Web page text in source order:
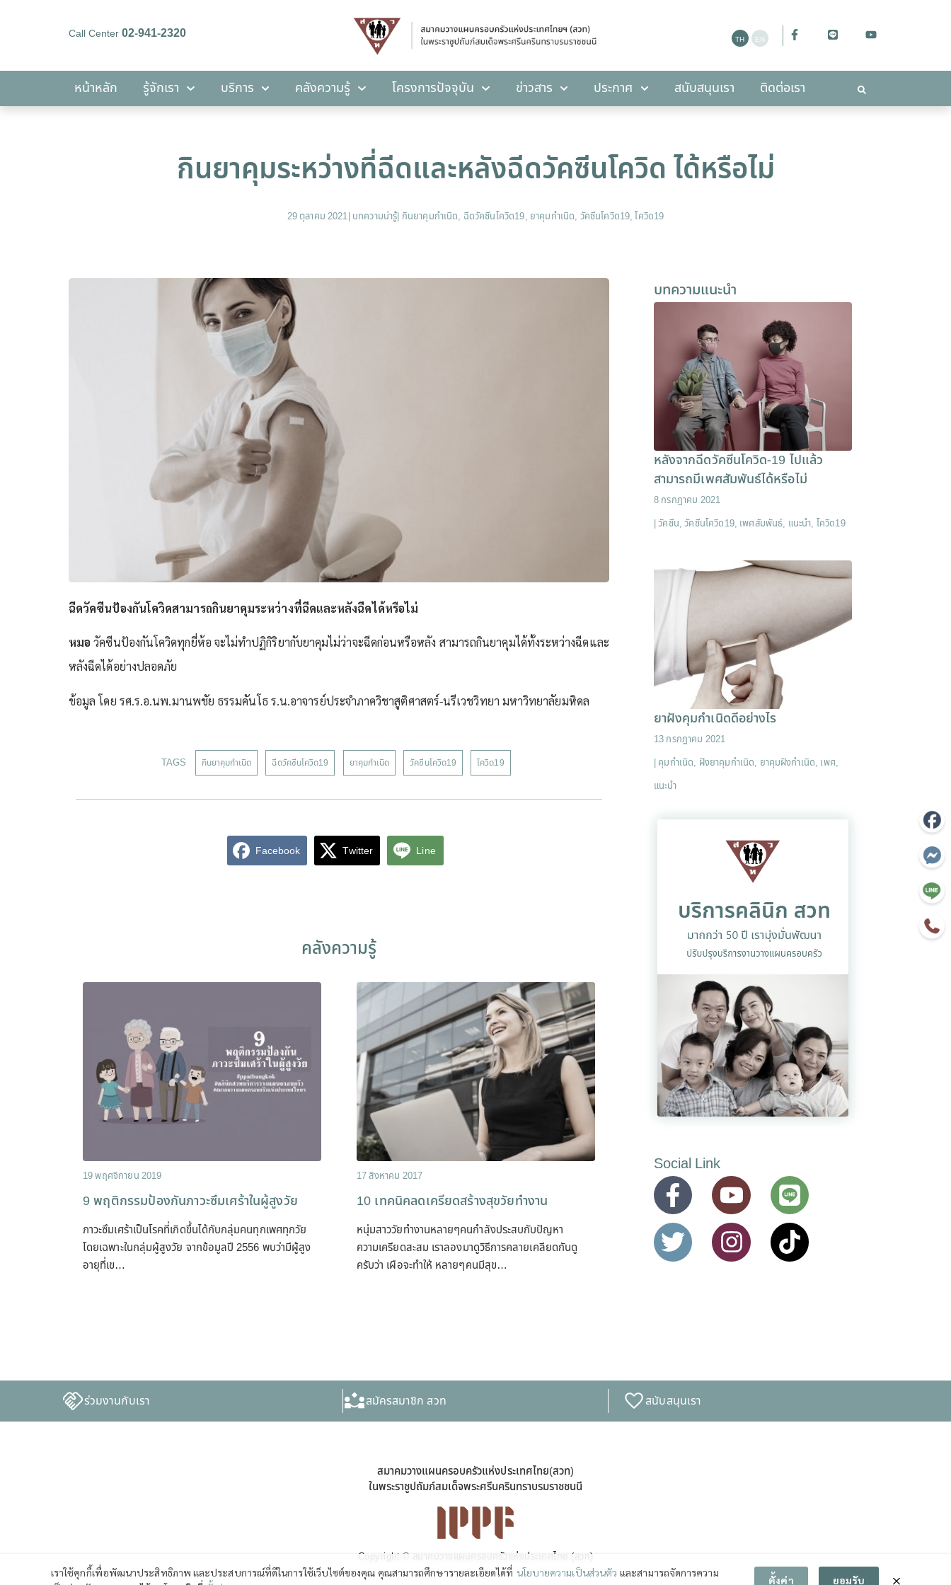
Call Center02-941-2320
หน้าหลัก รู้จักเรา บริการ คลังความรู้ โครงการปัจจุบัน ข่าวสาร ประกาศ สนับสนุนเรา ติดต่อเรา
คลังความรู้ โครงการปัจจุบัน สนับสนุนเรา
กินยาคุมระหว่างที่ฉีดและหลังฉีดวัคซีนโควิด ได้หรือไม่
29 ตุลาคม 2021| บทความน่ารู้| กินยาคุมกำเนิด, ฉีดวัคซีนโควิด19, ยาคุมกำเนิด, วัคซีนโควิด19, โควิด19
ฉีดวัคซีนป้องกันโควิดสามารถกินยาคุมระหว่างที่ฉีดและหลังฉีดได้หรือไม่
หมอ วัคซีนป้องกันโควิดทุกยี่ห้อ จะไม่ทำปฏิกิริยากับยาคุมไม่ว่าจะฉีดก่อนหรือหลัง สามารถกินยาคุมได้ทั้งระหว่างฉีดและ
หลังฉีดได้อย่างปลอดภัย
ข้อมูล โดย รศ.ร.อ.นพ.มานพชัย ธรรมคันโธ ร.น.อาจารย์ประจำภาควิชาสูติศาสตร์-นรีเวชวิทยา มหาวิทยาลัยมหิดล
TAGS กินยาคุมกำเนิด ฉีดวัคซีนโควิด19 ยาคุมกำเนิด วัคซีนโควิด19 โควิด19
Facebook Twitter Line
คลังความรู้
19 พฤศจิกายน 2019
9 พฤติกรรมป้องกันภาวะซึมเศร้าในผู้สูงวัย
ภาวะซึมเศร้าเป็นโรคที่เกิดขึ้นได้กับกลุ่มคนทุกเพศทุกวัย
โดยเฉพาะในกลุ่มผู้สูงวัย จากข้อมูลปี 2556 พบว่ามีผู้สูง
อายุที่เข…
17 สิงหาคม 2017
10 เทคนิคลดเครียดสร้างสุขวัยทำงาน
หนุ่มสาววัยทำงานหลายๆคนกำลังประสบกับปัญหา
ความเครียดสะสม เราลองมาดูวิธีการคลายเคลียดกันดู
ครับว่า เผือจะทำให้ หลายๆคนมีสุข…
บทความแนะนำ
หลังจากฉีดวัคซีนโควิด-19 ไปแล้ว
สามารถมีเพศสัมพันธ์ได้หรือไม่
8 กรกฎาคม 2021
|วัคซีน,วัคซีนโควิด19, เพศสัมพันธ์, แนะนำ, โควิด19
ยาฝังคุมกำเนิดดีอย่างไร
13 กรกฎาคม 2021
| คุมกำเนิด, ฝังยาคุมกำเนิด, ยาคุมฝังกำเนิด, เพศ,
แนะนำ
Social Link
ร่วมงานกับเรา สมัครสมาชิก สวท สนับสนุนเรา
สมาคมวางแผนครอบครัวแห่งประเทศไทย(สวท)
ในพระราชูปถัมภ์สมเด็จพระศรีนครินทราบรมราชชนนี
Copyright © สมาคมวางแผนครอบครัวแห่งประเทศไทย (สวท)
เราใช้คุกกี้เพื่อพัฒนาประสิทธิภาพ และประสบการณ์ที่ดีในการใช้เว็บไซต์ของคุณ คุณสามารถศึกษารายละเอียดได้ที่ นโยบายความเป็นส่วนตัว และสามารถจัดการความ
ตั้งค่า ยอมรับ